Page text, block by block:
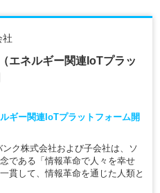
社
エネルギー関連IoTプラッ
ギー関連IoTプラットフォーム開
ク株式会社および子会社は、ソ
である「情報革命で人々を幸せ
貫して、情報革命を通じた人類と